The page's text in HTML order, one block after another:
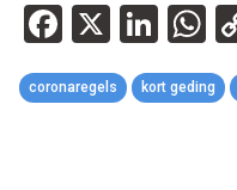
Facebook
X
coronaregels kort geding